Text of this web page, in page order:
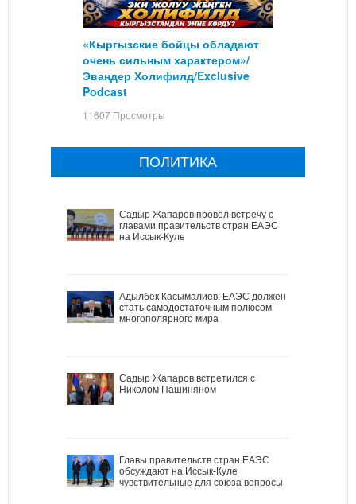
«Кыргызские бойцы обладают
очень сильным характером»/
Эвандер Холифилд/Exclusive
Podcast
11607 Просмотры
ПОЛИТИКА
Садыр Жапаров провел встречу с
главами правительств стран ЕАЭС
на Иссык-Куле
Адылбек Касымалиев: ЕАЭС должен
стать самодостаточным полюсом
многополярного мира
Садыр Жапаров встретился с
Николом Пашиняном
Главы правительств стран ЕАЭС
обсуждают на Иссык-Куле
чувствительные для союза вопросы